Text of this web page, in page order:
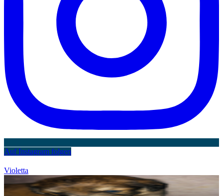
Auf Instagram folgen
Violetta